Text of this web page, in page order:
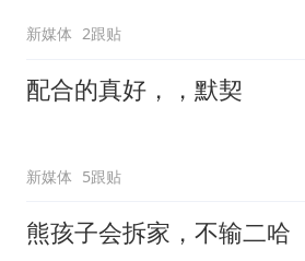
新媒体 2跟贴
配合的真好，，默契
新媒体 5跟贴
熊孩子会拆家，不输二哈